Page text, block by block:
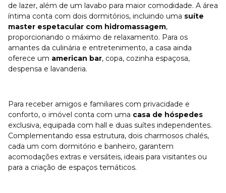
de lazer, além de um lavabo para maior comodidade. A área
íntima conta com dois dormitórios, incluindo uma suíte
master espetacular com hidromassagem,
proporcionando o máximo de relaxamento. Para os
amantes da culinária e entretenimento, a casa ainda
oferece um american bar, copa, cozinha espaçosa,
despensa e lavanderia.
Para receber amigos e familiares com privacidade e
conforto, o imóvel conta com uma casa de hóspedes
exclusiva, equipada com hall e duas suítes independentes.
Complementando essa estrutura, dois charmosos chalés,
cada um com dormitório e banheiro, garantem
acomodações extras e versáteis, ideais para visitantes ou
para a criação de espaços temáticos.